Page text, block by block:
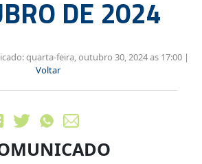
DE 2024
quarta-feira, outubro 30, 2024 as 17:00 |
Voltar